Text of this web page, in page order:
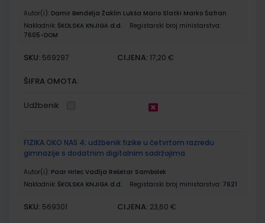
Autor(i): Damir Bendelja Žaklin Lukša Mario Slatki Marko Šafran
Nakladnik: ŠKOLSKA KNJIGA d.d.
Registarski broj ministarstva:
7605-DOM
SKU: 569297 CIJENA: 17,20 €
ŠIFRA OMOTA:
Udžbenik
FIZIKA OKO NAS 4; udžbenik fizike u četvrtom razredu
gimnazije s dodatnim digitalnim sadržajima
Autor(i): Paar Hrlec Vadlja Rešetar Sambolek
Nakladnik: ŠKOLSKA KNJIGA d.d. Registarski broj ministarstva: 7621
SKU: 569301 CIJENA: 23,60 €